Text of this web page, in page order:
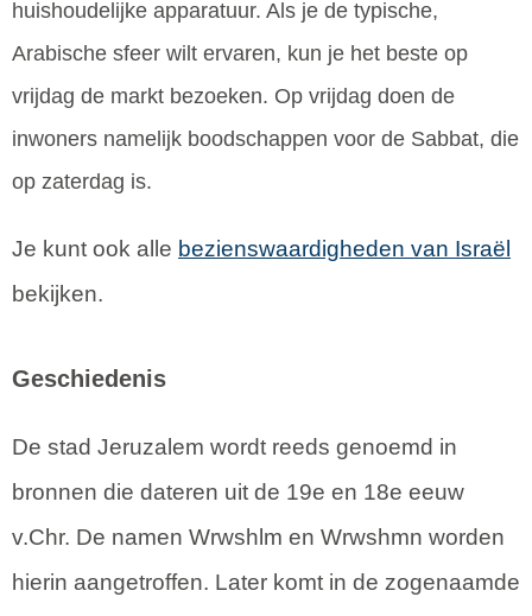
huishoudelijke apparatuur. Als je de typische,
Arabische sfeer wilt ervaren, kun je het beste op
vrijdag de markt bezoeken. Op vrijdag doen de
inwoners namelijk boodschappen voor de Sabbat, die
op zaterdag is.
Je kunt ook alle bezienswaardigheden van Israël
bekijken.
Geschiedenis
De stad Jeruzalem wordt reeds genoemd in
bronnen die dateren uit de 19e en 18e eeuw
v.Chr. De namen Wrwshlm en Wrwshmn worden
hierin aangetroffen. Later komt in de zogenaamde